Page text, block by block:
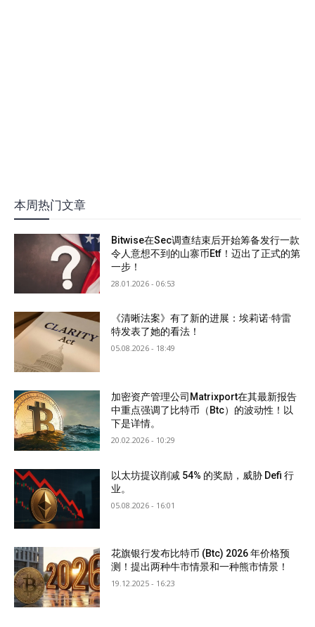
本周热门文章
Bitwise在Sec调查结束后开始筹备发行一款
令人意想不到的山寨币Etf！迈出了正式的第
一步！
28.01.2026 - 06:53
《清晰法案》有了新的进展：埃莉诺·特雷
特发表了她的看法！
05.08.2026 - 18:49
加密资产管理公司Matrixport在其最新报告
中重点强调了比特币（Btc）的波动性！以
下是详情。
20.02.2026 - 10:29
以太坊提议削减 54% 的奖励，威胁 Defi 行
业。
05.08.2026 - 16:01
花旗银行发布比特币 (Btc) 2026 年价格预
测！提出两种牛市情景和一种熊市情景！
19.12.2025 - 16:23